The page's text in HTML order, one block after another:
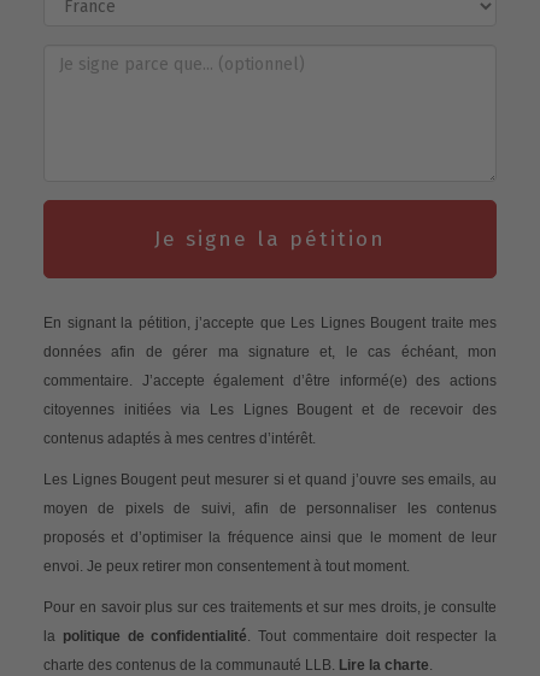
Je signe la pétition
En signant la pétition, j’accepte que Les Lignes Bougent traite mes
données afin de gérer ma signature et, le cas échéant, mon
commentaire. J’accepte également d’être informé(e) des actions
citoyennes initiées via Les Lignes Bougent et de recevoir des
contenus adaptés à mes centres d’intérêt.
Les Lignes Bougent peut mesurer si et quand j’ouvre ses emails, au
moyen de pixels de suivi, afin de personnaliser les contenus
proposés et d’optimiser la fréquence ainsi que le moment de leur
envoi. Je peux retirer mon consentement à tout moment.
Pour en savoir plus sur ces traitements et sur mes droits, je consulte
la politique de confidentialité. Tout commentaire doit respecter la
charte des contenus de la communauté LLB. Lire la charte.